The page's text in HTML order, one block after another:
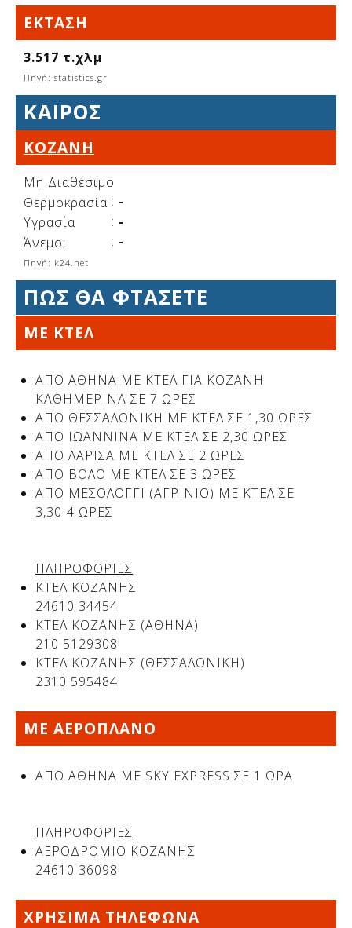
Δείτε μας:
Δείτε μας:
Δείτε μας:
Δείτε μας:
Δείτε μας:
Δείτε μας:
Δείτε μας:
Δείτε μας:
Δείτε μας:
Δείτε μας:
Δείτε μας:
Δείτε μας:
Δείτε μας:
ΈΚΤΑΣΗ
3.517 τ.χλμ
Πηγή: statistics.gr
ΚΑΙΡΌΣ
ΚΟΖΆΝΗ
Μη Διαθέσιμο
Θερμοκρασία : -
Υγρασία
: -
Άνεμοι
: -
Πηγή: k24.net
ΠΩΣ ΘΑ ΦΤΑΣΕΤΕ
ΜΕ ΚΤΕΛ
ΑΠΟ ΑΘΗΝΑ ΜΕ ΚΤΕΛ ΓΙΑ ΚΟΖΑΝΗ
ΚΑΘΗΜΕΡΙΝΑ ΣΕ 7 ΩΡΕΣ
ΑΠΟ ΘΕΣΣΑΛΟΝΙΚΗ ΜΕ ΚΤΕΛ ΣΕ 1,30 ΩΡΕΣ
ΑΠΟ ΙΩΑΝΝΙΝΑ ΜΕ ΚΤΕΛ ΣΕ 2,30 ΩΡΕΣ
ΑΠΟ ΛΑΡΙΣΑ ΜΕ ΚΤΕΛ ΣΕ 2 ΩΡΕΣ
ΑΠΟ ΒΟΛΟ ΜΕ ΚΤΕΛ ΣΕ 3 ΩΡΕΣ
ΑΠΟ ΜΕΣΟΛΟΓΓΙ (ΑΓΡΙΝΙΟ) ΜΕ ΚΤΕΛ ΣΕ
3,30-4 ΩΡΕΣ
ΠΛΗΡΟΦΟΡΙΕΣ
ΚΤΕΛ ΚΟΖΑΝΗΣ
24610 34454
ΚΤΕΛ ΚΟΖΑΝΗΣ (ΑΘΗΝΑ)
210 5129308
ΚΤΕΛ ΚΟΖΑΝΗΣ (ΘΕΣΣΑΛΟΝΙΚΗ)
2310 595484
ΜΕ ΑΕΡΟΠΛΑΝΟ
ΑΠΟ ΑΘΗΝΑ ΜΕ SKY EXPRESS ΣΕ 1 ΩΡΑ
ΠΛΗΡΟΦΟΡΙΕΣ
ΑΕΡΟΔΡΟΜΙΟ ΚΟΖΑΝΗΣ
24610 36098
ΧΡΗΣΙΜΑ ΤΗΛΕΦΩΝΑ